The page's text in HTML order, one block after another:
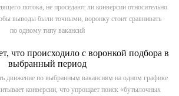
потока, не проседают ли конверсии относительно
выводы были точными, воронку стоит сравнивать
по одному типу вакансий
движение по выбранным вакансиям на одном графике
конверсии, что упрощает поиск «бутылочных